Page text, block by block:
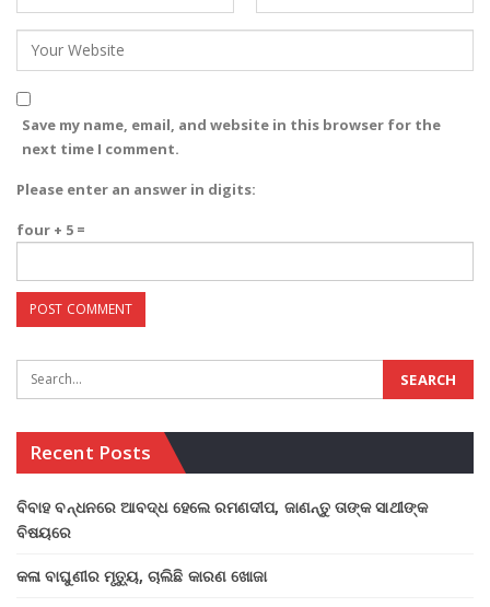
Save my name, email, and website in this browser for the
next time I comment.
Please enter an answer in digits:
four + 5 =
Recent Posts
ବିବାହ ବନ୍ଧନରେ ଆବଦ୍ଧ ହେଲେ ରମଣଦୀପ, ଜାଣନ୍ତୁ ତାଙ୍କ ସାଥୀଙ୍କ
ବିଷୟରେ
କଳା ବାଘୁଣୀର ମୃତ୍ୟୁ, ଚାଲିଛି କାରଣ ଖୋଜା